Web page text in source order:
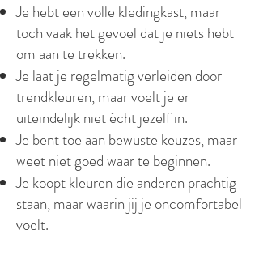
Je hebt een volle kledingkast, maar
toch vaak het gevoel dat je niets hebt
om aan te trekken.
Je laat je regelmatig verleiden door
trendkleuren, maar voelt je er
uiteindelijk niet écht jezelf in.
Je bent toe aan bewuste keuzes, maar
weet niet goed waar te beginnen.
Je koopt kleuren die anderen prachtig
staan, maar waarin jij je oncomfortabel
voelt.